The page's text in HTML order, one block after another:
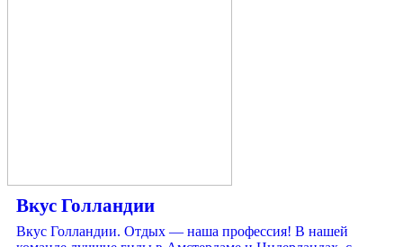
Вкус Голландии
Вкус Голландии. Отдых — наша профессия! В нашей